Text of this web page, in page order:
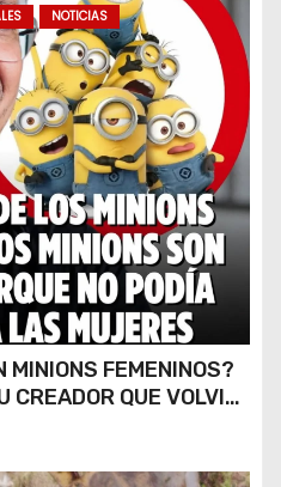
NOTICIAS
MINIONS FEMENINOS?
CREADOR QUE VOLVIÓ